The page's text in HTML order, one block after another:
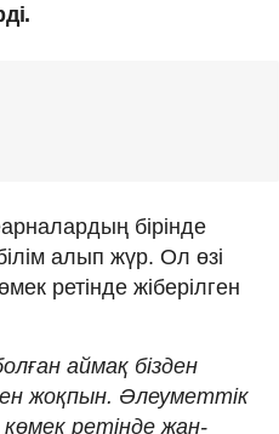
бірінде
алып жүр. Ол өзі
ретінде жіберілген
аймақ бізден
жоқпын. Әлеуметтік
ретінде жан-